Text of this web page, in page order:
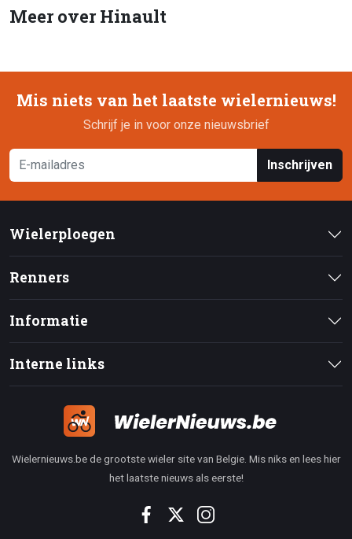
Meer over Hinault
Mis niets van het laatste wielernieuws!
Schrijf je in voor onze nieuwsbrief
Inschrijven
Wielerploegen
Renners
Informatie
Interne links
Wielernieuws.be de grootste wieler site van Belgie. Mis niks en lees hier
het laatste nieuws als eerste!